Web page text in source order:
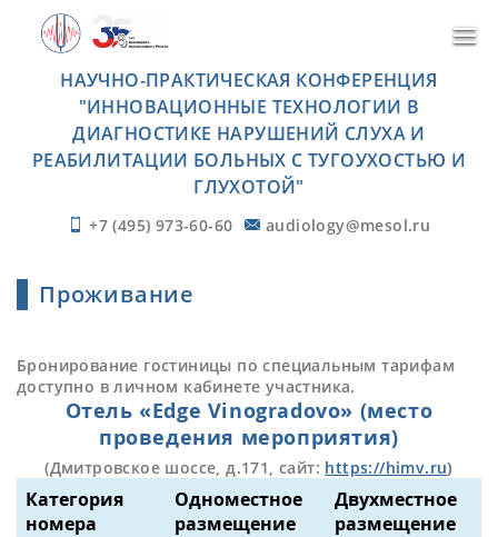
НАУЧНО-ПРАКТИЧЕСКАЯ КОНФЕРЕНЦИЯ
"ИННОВАЦИОННЫЕ ТЕХНОЛОГИИ В
ДИАГНОСТИКЕ НАРУШЕНИЙ СЛУХА И
РЕАБИЛИТАЦИИ БОЛЬНЫХ С ТУГОУХОСТЬЮ И
ГЛУХОТОЙ"
+7 (495) 973-60-60 audiology@mesol.ru
Проживание
Бронирование гостиницы по специальным тарифам
доступно в личном кабинете участника.
Отель «Edge Vinogradovo» (место
проведения мероприятия)
(Дмитровское шоссе, д.171, сайт: https://himv.ru)
Категория
номера
Одноместное
размещение
Двухместное
размещение